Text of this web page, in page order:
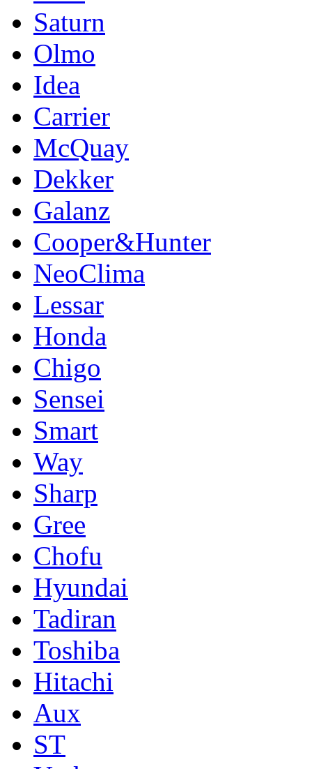
Saturn
Olmo
Idea
Carrier
McQuay
Dekker
Galanz
Cooper&Hunter
NeoClima
Lessar
Honda
Chigo
Sensei
Smart
Way
Sharp
Gree
Chofu
Hyundai
Tadiran
Toshiba
Hitachi
Aux
ST